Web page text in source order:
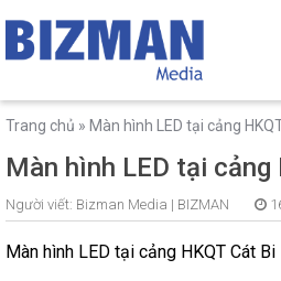
Trang chủ » Màn hình LED tại cảng
Màn hình LED tại cảng
Người viết: Bizman Media | BIZMAN
Màn hình LED tại cảng HKQT Cát Bi